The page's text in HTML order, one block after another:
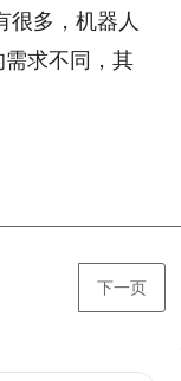
很多，机器人
求不同，其
下一页